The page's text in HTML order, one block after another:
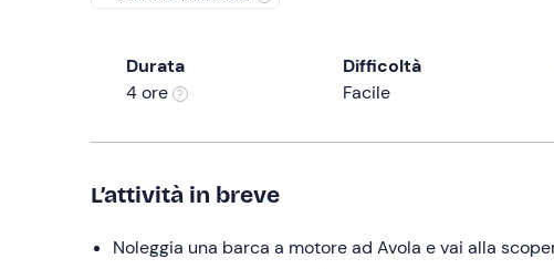
Durata
4 ore
Difficoltà
Facile
L’attività in breve
Noleggia una barca a motore ad Avola e vai alla